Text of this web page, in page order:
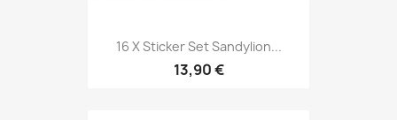
16 X Sticker Set Sandylion...
13,90 €